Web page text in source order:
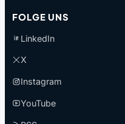
FOLGE UNS
LinkedIn
X
Instagram
YouTube